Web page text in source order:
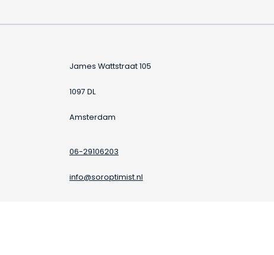
James Wattstraat 105
1097 DL
Amsterdam
06-29106203
info@soroptimist.nl